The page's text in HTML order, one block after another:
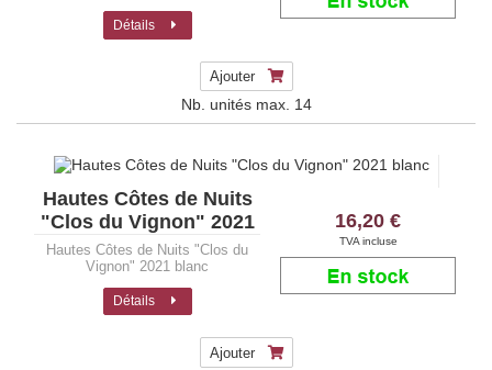
Détails
Ajouter
Nb. unités max. 14
Hautes Côtes de Nuits
"Clos du Vignon" 2021
blanc
Hautes Côtes de Nuits "Clos du
Vignon" 2021 blanc
Détails
16,20 €
TVA incluse
Ajouter